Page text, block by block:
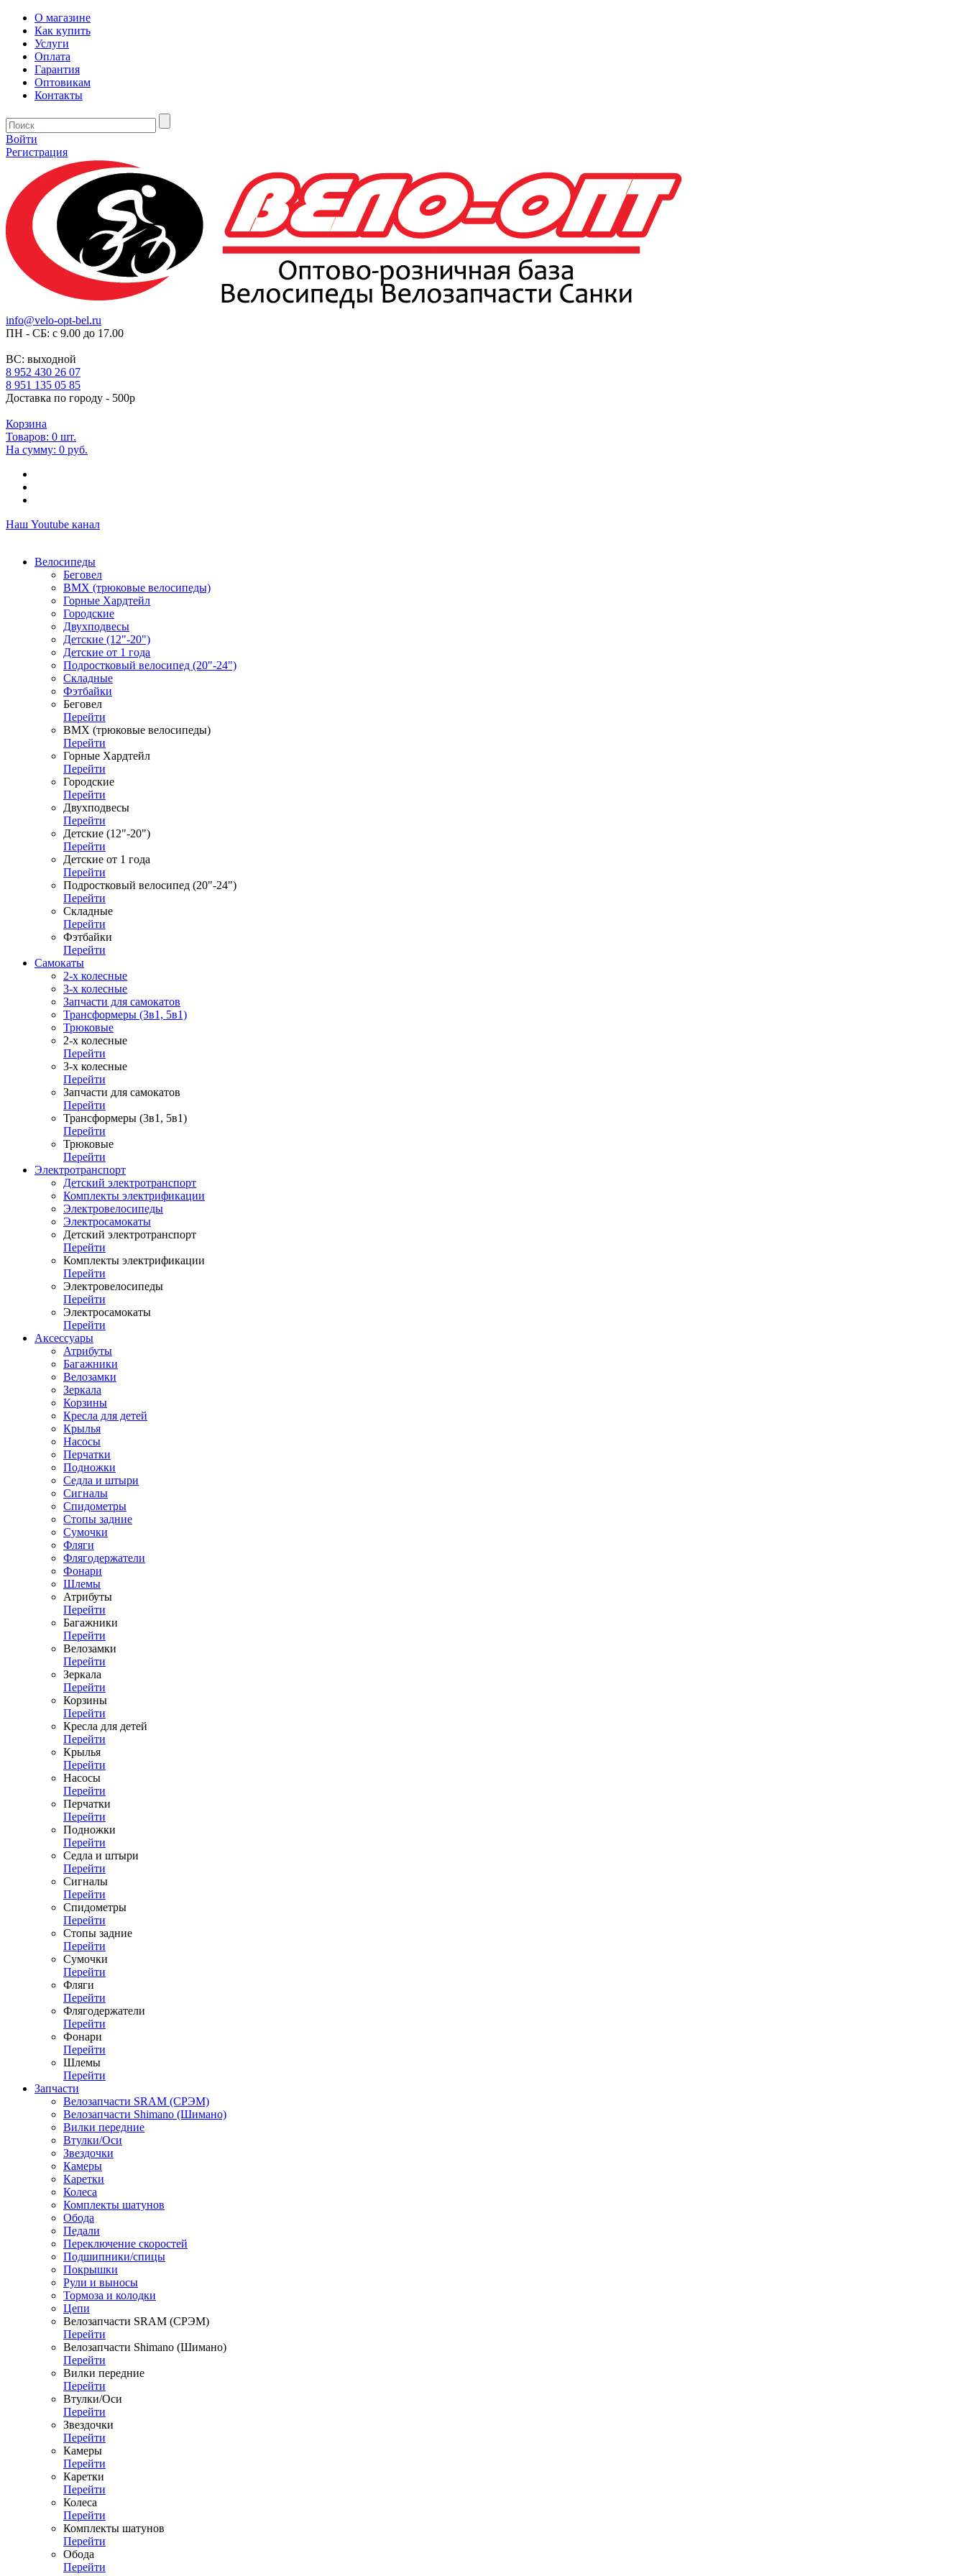
О магазине
Как купить
Услуги
Оплата
Гарантия
Оптовикам
Контакты
Войти
Регистрация
info@velo-opt-bel.ru
ПН - СБ: с 9.00 до 17.00
ВС: выходной
8 952 430 26 07
8 951 135 05 85
Доставка по городу - 500р
Корзина
Товаров: 0 шт.
На сумму: 0 руб.
Наш Youtube канал
Велосипеды
Беговел
ВМХ (трюковые велосипеды)
Горные Хардтейл
Городские
Двухподвесы
Детские (12"-20")
Детские от 1 года
Подростковый велосипед (20"-24")
Складные
Фэтбайки
Беговел
Перейти
ВМХ (трюковые велосипеды)
Перейти
Горные Хардтейл
Перейти
Городские
Перейти
Двухподвесы
Перейти
Детские (12"-20")
Перейти
Детские от 1 года
Перейти
Подростковый велосипед (20"-24")
Перейти
Складные
Перейти
Фэтбайки
Перейти
Самокаты
2-х колесные
3-х колесные
Запчасти для самокатов
Трансформеры (3в1, 5в1)
Трюковые
2-х колесные
Перейти
3-х колесные
Перейти
Запчасти для самокатов
Перейти
Трансформеры (3в1, 5в1)
Перейти
Трюковые
Перейти
Электротранспорт
Детский электротранспорт
Комплекты электрификации
Электровелосипеды
Электросамокаты
Детский электротранспорт
Перейти
Комплекты электрификации
Перейти
Электровелосипеды
Перейти
Электросамокаты
Перейти
Аксессуары
Атрибуты
Багажники
Велозамки
Зеркала
Корзины
Кресла для детей
Крылья
Насосы
Перчатки
Подножки
Седла и штыри
Сигналы
Спидометры
Стопы задние
Сумочки
Фляги
Флягодержатели
Фонари
Шлемы
Атрибуты
Перейти
Багажники
Перейти
Велозамки
Перейти
Зеркала
Перейти
Корзины
Перейти
Кресла для детей
Перейти
Крылья
Перейти
Насосы
Перейти
Перчатки
Перейти
Подножки
Перейти
Седла и штыри
Перейти
Сигналы
Перейти
Спидометры
Перейти
Стопы задние
Перейти
Сумочки
Перейти
Фляги
Перейти
Флягодержатели
Перейти
Фонари
Перейти
Шлемы
Перейти
Запчасти
Велозапчасти SRAM (СРЭМ)
Велозапчасти Shimano (Шимано)
Вилки передние
Втулки/Оси
Звездочки
Камеры
Каретки
Колеса
Комплекты шатунов
Обода
Педали
Переключение скоростей
Подшипники/спицы
Покрышки
Рули и выносы
Тормоза и колодки
Цепи
Велозапчасти SRAM (СРЭМ)
Перейти
Велозапчасти Shimano (Шимано)
Перейти
Вилки передние
Перейти
Втулки/Оси
Перейти
Звездочки
Перейти
Камеры
Перейти
Каретки
Перейти
Колеса
Перейти
Комплекты шатунов
Перейти
Обода
Перейти